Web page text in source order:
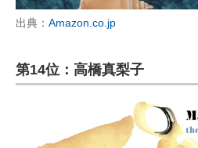
出典： Amazon.co.jp
第14位：高橋真梨子